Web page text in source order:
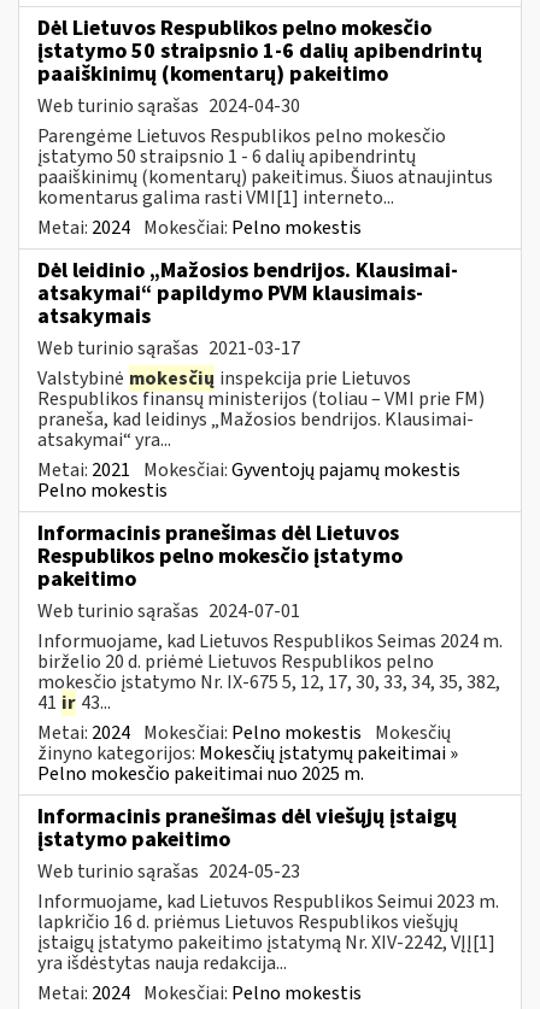
Dėl Lietuvos Respublikos pelno mokesčio
įstatymo 50 straipsnio 1-6 dalių apibendrintų
paaiškinimų (komentarų) pakeitimo
Web turinio sąrašas 2024-04-30
Parengėme Lietuvos Respublikos pelno mokesčio
įstatymo 50 straipsnio 1 - 6 dalių apibendrintų
paaiškinimų (komentarų) pakeitimus. Šiuos atnaujintus
komentarus galima rasti VMI[1] interneto...
Metai: 2024 Mokesčiai: Pelno mokestis
Dėl leidinio „Mažosios bendrijos. Klausimai-
atsakymai“ papildymo PVM klausimais-
atsakymais
Web turinio sąrašas 2021-03-17
Valstybinė mokesčių inspekcija prie Lietuvos
Respublikos finansų ministerijos (toliau – VMI prie FM)
praneša, kad leidinys „Mažosios bendrijos. Klausimai-
atsakymai“ yra...
Metai: 2021 Mokesčiai:Gyventojų pajamų mokestis
Pelno mokestis
Informacinis pranešimas dėl Lietuvos
Respublikos pelno mokesčio įstatymo
pakeitimo
Web turinio sąrašas 2024-07-01
Informuojame, kad Lietuvos Respublikos Seimas 2024 m.
birželio 20 d. priėmė Lietuvos Respublikos pelno
mokesčio įstatymo Nr. IX-675 5, 12, 17, 30, 33, 34, 35, 382,
41 ir 43...
Metai: 2024 Mokesčiai: Pelno mokestis Mokesčių
žinyno kategorijos: Mokesčių įstatymų pakeitimai »
Pelno mokesčio pakeitimai nuo 2025 m.
Informacinis pranešimas dėl viešųjų įstaigų
įstatymo pakeitimo
Web turinio sąrašas 2024-05-23
Informuojame, kad Lietuvos Respublikos Seimui 2023 m.
lapkričio 16 d. priėmus Lietuvos Respublikos viešųjų
įstaigų įstatymo pakeitimo įstatymą Nr. XIV-2242, VĮĮ[1]
yra išdėstytas nauja redakcija...
Metai: 2024 Mokesčiai: Pelno mokestis